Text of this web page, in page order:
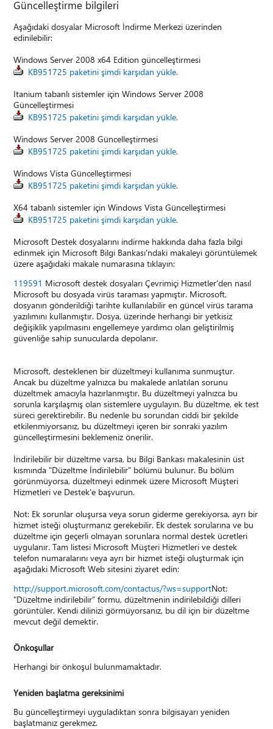
Güncelleştirme bilgileri
Aşağıdaki dosyalar Microsoft İndirme Merkezi üzerinden
edinilebilir:
Windows Server 2008 x64 Edition güncelleştirmesi
KB951725 paketini şimdi karşıdan yükle.
Itanium tabanlı sistemler için Windows Server 2008
Güncelleştirmesi
KB951725 paketini şimdi karşıdan yükle.
Windows Server 2008 Güncelleştirmesi
KB951725 paketini şimdi karşıdan yükle.
Windows Vista Güncelleştirmesi
KB951725 paketini şimdi karşıdan yükle.
X64 tabanlı sistemler için Windows Vista Güncelleştirmesi
KB951725 paketini şimdi karşıdan yükle.
Microsoft Destek dosyalarını indirme hakkında daha fazla bilgi
edinmek için Microsoft Bilgi Bankası'ndaki makaleyi görüntülemek
üzere aşağıdaki makale numarasına tıklayın:
119591 Microsoft destek dosyaları Çevrimiçi Hizmetler'den nasıl
Microsoft bu dosyada virüs taraması yapmıştır. Microsoft,
dosyanın gönderildiği tarihte kullanılabilir en güncel virüs tarama
yazılımını kullanmıştır. Dosya, üzerinde herhangi bir yetkisiz
değişiklik yapılmasını engellemeye yardımcı olan geliştirilmiş
güvenliğe sahip sunucularda depolanır.
Microsoft, desteklenen bir düzeltmeyi kullanıma sunmuştur.
Ancak bu düzeltme yalnızca bu makalede anlatılan sorunu
düzeltmek amacıyla hazırlanmıştır. Bu düzeltmeyi yalnızca bu
sorunla karşılaşmış olan sistemlere uygulayın. Bu düzeltme, ek test
süreci gerektirebilir. Bu nedenle bu sorundan ciddi bir şekilde
etkilenmiyorsanız, bu düzeltmeyi içeren bir sonraki yazılım
güncelleştirmesini beklemeniz önerilir.
İndirilebilir bir düzeltme varsa, bu Bilgi Bankası makalesinin üst
kısmında "Düzeltme İndirilebilir" bölümü bulunur. Bu bölüm
görünmüyorsa, düzeltmeyi edinmek üzere Microsoft Müşteri
Hizmetleri ve Destek'e başvurun.
Not: Ek sorunlar oluşursa veya sorun giderme gerekiyorsa, ayrı bir
hizmet isteği oluşturmanız gerekebilir. Ek destek sorularına ve bu
düzeltme için geçerli olmayan sorunlara normal destek ücretleri
uygulanır. Tam listesi Microsoft Müşteri Hizmetleri ve destek
telefon numaralarını veya ayrı bir hizmet isteği oluşturmak için
aşağıdaki Microsoft Web sitesini ziyaret edin:
http://support.microsoft.com/contactus/?ws=supportNot:
"Düzeltme indirilebilir” formu, düzeltmenin indirilebildiği dilleri
görüntüler. Kendi dilinizi görmüyorsanız, bu dil için bir düzeltme
mevcut değil demektir.
Önkoşullar
Herhangi bir önkoşul bulunmamaktadır.
Yeniden başlatma gereksinimi
Bu güncelleştirmeyi uyguladıktan sonra bilgisayarı yeniden
başlatmanız gerekmez.